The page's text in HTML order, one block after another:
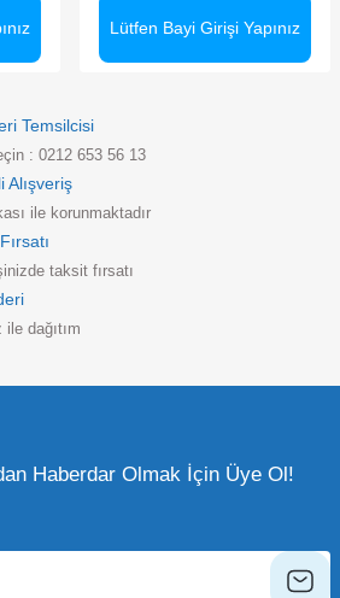
Lütfen Bayi Girişi Yapınız
Temsilcisi
: 0212 653 56 13
Alışveriş
ile korunmaktadır
taksit fırsatı
ile dağıtım
Haberdar Olmak İçin Üye Ol!